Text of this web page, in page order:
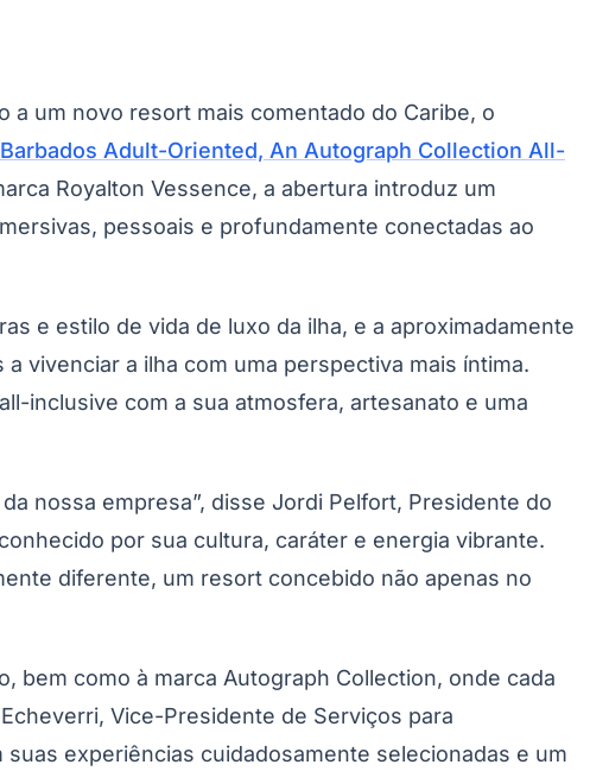
Jardim Iracema Jardim Itaquiti Jardim JulioJardim LíbanoJardim Maria
Silvestre Jardim Silveira Jardim Tupã Jardim Tupanci Mutinga
Nova
de ParnaíbaSilveiraTamboréVale do SolVila BarrosVila Boa VistaVila do
MoratoTaboão da SerraEmbu das ArtesSão Roque
a um novo resort mais comentado do Caribe, o
Adult-Oriented, An Autograph Collection All-
Royalton Vessence, a abertura introduz um
pessoais e profundamente conectadas ao
e estilo de vida de luxo da ilha, e a aproximadamente
vivenciar a ilha com uma perspectiva mais íntima.
inclusive com a sua atmosfera, artesanato e uma
nossa empresa”, disse Jordi Pelfort, Presidente do
por sua cultura, caráter e energia vibrante.
diferente, um resort concebido não apenas no
bem como à marca Autograph Collection, onde cada
Vice-Presidente de Serviços para
experiências cuidadosamente selecionadas e um